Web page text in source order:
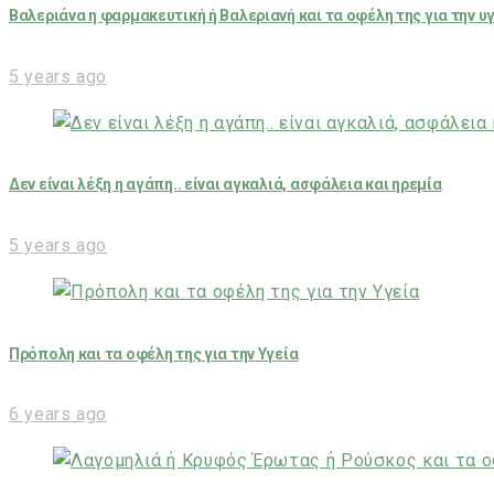
Βαλεριάνα η φαρμακευτική ή Βαλεριανή και τα οφέλη της για την
5 years ago
Δεν είναι λέξη η αγάπη.. είναι αγκαλιά, ασφάλεια και ηρεμία
5 years ago
Πρόπολη και τα οφέλη της για την Υγεία
6 years ago